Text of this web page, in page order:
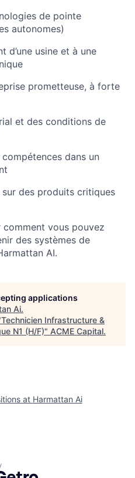
de pointe
autonomes)
d’une usine et à une
prometteuse, à forte
et des conditions de
dans un
des produits critiques
vous pouvez
des systèmes de
AI.
applications
Ai.
Technicien Infrastructure &
N1 (H/F)" ACME Capital.
at Harmattan Ai
by Getro.com